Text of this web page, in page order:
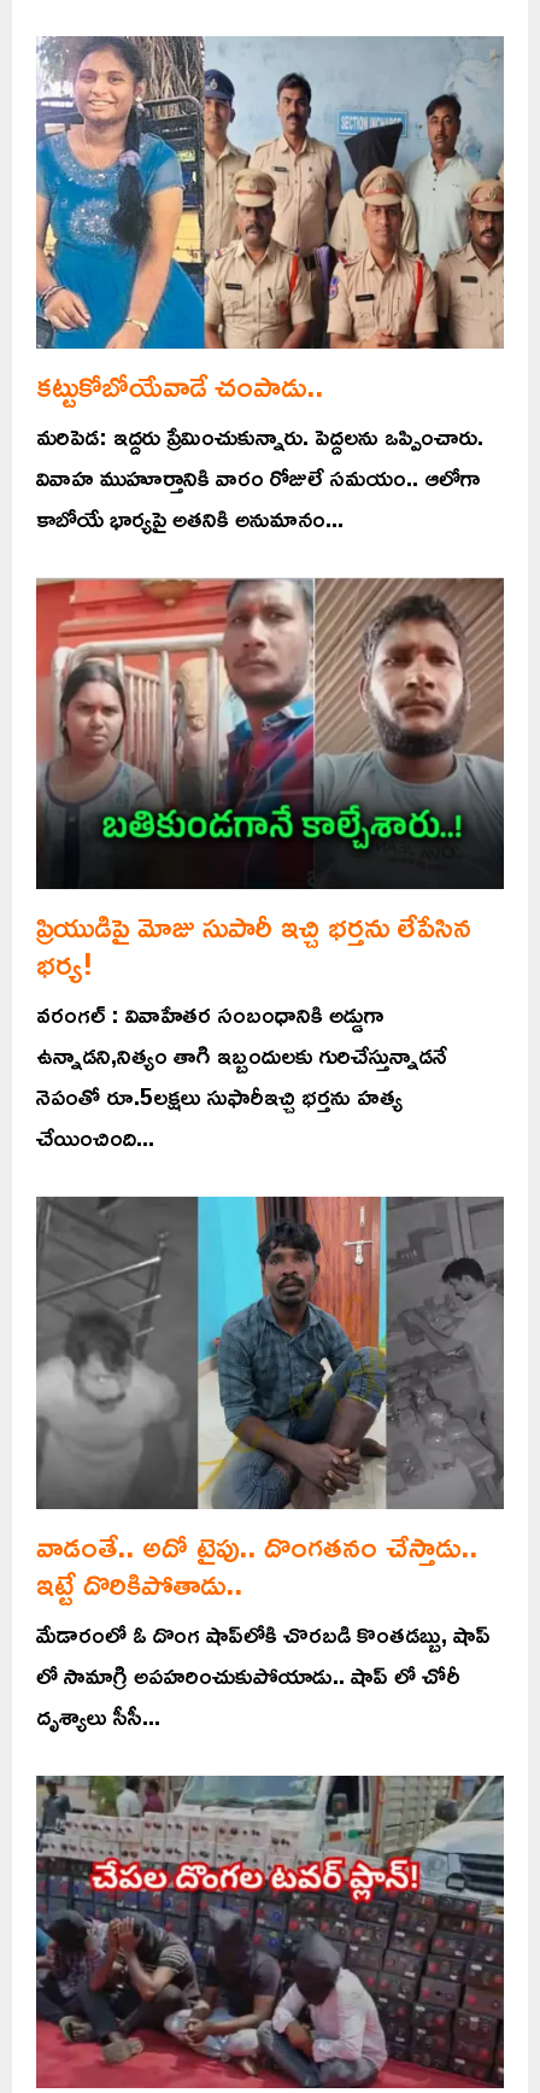
కట్టుకోబోయేవాడే చంపాడు..
మరిపెడ: ఇద్దరు ప్రేమించుకున్నారు. పెద్దలను ఒప్పించారు.
వివాహ ముహూర్తానికి వారం రోజులే సమయం.. ఆలోగా
కాబోయే భార్యపై అతనికి అనుమానం...
ప్రియుడిపై మోజు సుపారీ ఇచ్చి భర్తను లేపేసిన
భర్య!
వరంగల్ : వివాహేతర సంబంధానికి అడ్డుగా
ఉన్నాడని,నిత్యం తాగి ఇబ్బందులకు గురిచేస్తున్నాడనే
నెపంతో రూ.5లక్షలు సుఫారీఇచ్చి భర్తను హత్య
చేయించింది...
వాడంతే.. అదో టైపు.. దొంగతనం చేస్తాడు..
ఇట్టే దొరికిపోతాడు..
మేడారంలో ఓ దొంగ షాప్‌లోకి చొరబడి కొంతడబ్బు, షాప్
లో సామాగ్రి అపహరించుకుపోయాడు.. షాప్ లో చోరీ
దృశ్యాలు సీసీ...